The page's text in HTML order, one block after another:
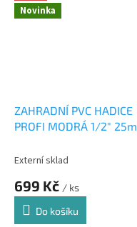
Novinka
ZAHRADNÍ PVC HADICE
PROFI MODRÁ 1/2" 25m
Externí sklad
699 Kč / ks
Do košíku